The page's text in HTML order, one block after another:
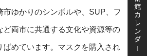
市ゆかりのシンボルや、SUP、フ
ど両市に共通する文化や資源等の
ばめています。マスクを購入され